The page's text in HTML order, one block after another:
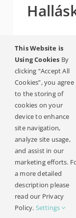
A
valamely
megakad
meg az
megoldásait!
TOVÁBB
This Website is
Using Cookies By
clicking “Accept All
Cookies”, you agree
to the storing of
cookies on your
device to enhance
site navigation,
analyze site usage,
and assist in our
marketing efforts.
a more detailed
description please
read our Privacy
Policy. Settings